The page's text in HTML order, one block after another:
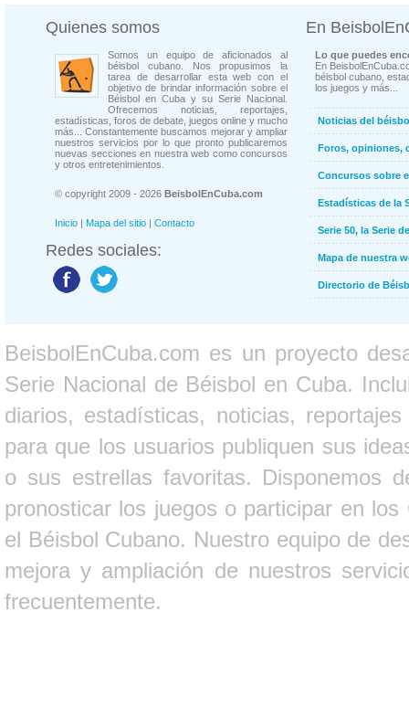
Quienes somos
Somos un equipo de aficionados al
béisbol cubano. Nos propusimos la
tarea de desarrollar esta web con el
objetivo de brindar información sobre el
Béisbol en Cuba y su Serie Nacional.
Ofrecemos noticias, reportajes,
estadísticas, foros de debate, juegos online y mucho
más... Constantemente buscamos mejorar y ampliar
nuestros servicios por lo que pronto publicaremos
nuevas secciones en nuestra web como concursos
y otros entretenimientos.
© copyright 2009 - 2026 BeisbolEnCuba.com
Inicio | Mapa del sitio | Contacto
Redes sociales:
En
Lo que puedes
En
béisbol cubano,
los juegos y más...
Noticias del
Foros, opiniones,
Concursos sobre
Estadísticas de la
Serie 50, la Serie
Mapa de nuestra
Directorio de
BeisbolEnCuba.com es un proyecto
Serie Nacional de Béisbol en Cuba.
diarios, estadísticas, noticias,
para que los usuarios publiquen sus
o sus estrellas favoritas. Disponemos
pronosticar los juegos o participar en
el Béisbol Cubano. Nuestro equipo de
mejora y ampliación de nuestros
frecuentemente.